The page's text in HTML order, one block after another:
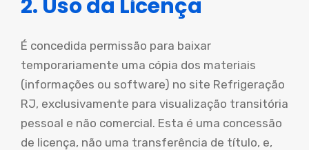
2. Uso da Licença
É concedida permissão para baixar
temporariamente uma cópia dos materiais
(informações ou software) no site Refrigeração
RJ, exclusivamente para visualização transitória
pessoal e não comercial. Esta é uma concessão
de licença, não uma transferência de título, e,